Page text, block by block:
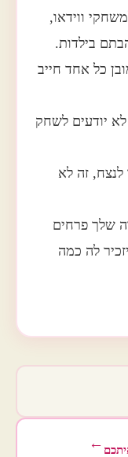
ווידאו,
בילדות.
כל אחד חייב
יודעים לשחק
זה לא
שלך פרחים
לה כמה
←